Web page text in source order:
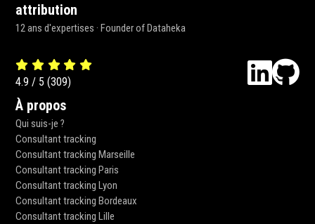
attribution
12 ans d'expertises · Founder of Dataheka
4.9 / 5 (309)
À propos
Qui suis-je ?
Consultant tracking
Consultant tracking Marseille
Consultant tracking Paris
Consultant tracking Lyon
Consultant tracking Bordeaux
Consultant tracking Lille